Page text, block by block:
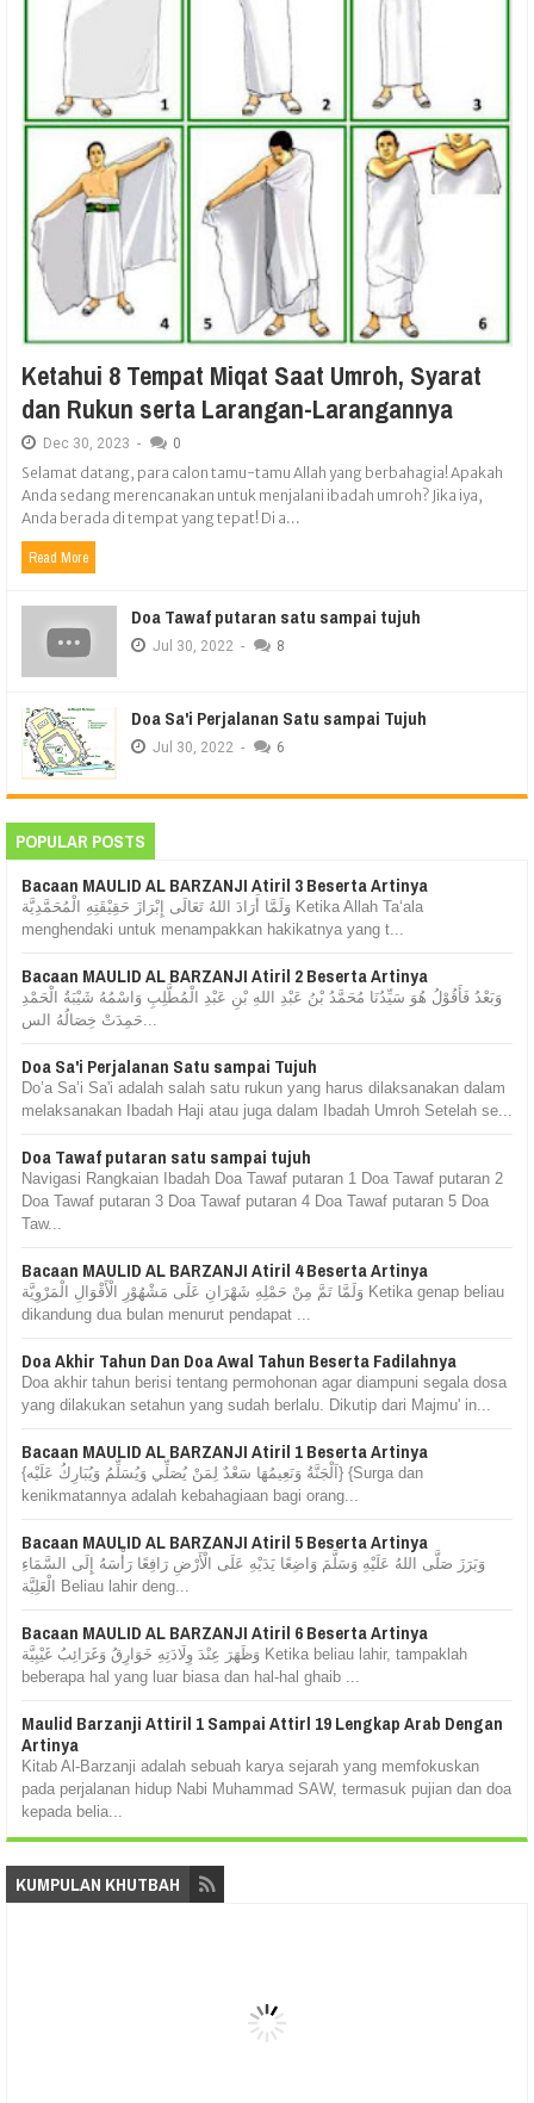
Ketahui 8 Tempat Miqat Saat Umroh, Syarat
dan Rukun serta Larangan-Larangannya
Dec 30, 2023 - 0
Selamat datang, para calon tamu-tamu Allah yang berbahagia! Apakah
Anda sedang merencanakan untuk menjalani ibadah umroh? Jika iya,
Anda berada di tempat yang tepat! Di a...
Read More
Doa Tawaf putaran satu sampai tujuh
Jul 30, 2022 - 8
Doa Sa'i Perjalanan Satu sampai Tujuh
Jul 30, 2022 - 6
POPULAR POSTS
Bacaan MAULID AL BARZANJI Atiril 3 Beserta Artinya
وَلَمَّا أَرَادَ اللهُ تَعَالَى إِبْرَازَ حَقِيْقَتِهِ الْمُحَمَّدِيَّة Ketika Allah Ta‘ala
menghendaki untuk menampakkan hakikatnya yang t...
Bacaan MAULID AL BARZANJI Atiril 2 Beserta Artinya
وَبَعْدُ فَأَقُوْلُ هُوَ سَيِّدُنَا مُحَمَّدُ بْنُ عَبْدِ اللهِ بْنِ عَبْدِ الْمُطَّلِبِ وَاسْمُهُ شَيْبَةُ الْحَمْدِ
Doa Sa'i Perjalanan Satu sampai Tujuh
Do’a Sa’i Sa'i adalah salah satu rukun yang harus dilaksanakan dalam
melaksanakan Ibadah Haji atau juga dalam Ibadah Umroh Setelah se...
Doa Tawaf putaran satu sampai tujuh
Navigasi Rangkaian Ibadah Doa Tawaf putaran 1 Doa Tawaf putaran 2
Doa Tawaf putaran 3 Doa Tawaf putaran 4 Doa Tawaf putaran 5 Doa
Taw...
Bacaan MAULID AL BARZANJI Atiril 4 Beserta Artinya
وَلَمَّا تَمَّ مِنْ حَمْلِهِ شَهْرَانِ عَلَى مَشْهُوْرِ الْأَقْوَالِ الْمَرْوِيَّة Ketika genap beliau
dikandung dua bulan menurut pendapat ...
Doa Akhir Tahun Dan Doa Awal Tahun Beserta Fadilahnya
Doa akhir tahun berisi tentang permohonan agar diampuni segala dosa
yang dilakukan setahun yang sudah berlalu. Dikutip dari Majmu' in...
Bacaan MAULID AL BARZANJI Atiril 1 Beserta Artinya
{اَلْجَنَّةُ وَنَعِيمُهَا سَعْدٌ لِمَنْ يُصَلِّي وَيُسَلِّمُ وَيُبَارِكُ عَلَيْه} {Surga dan
kenikmatannya adalah kebahagiaan bagi orang...
Bacaan MAULID AL BARZANJI Atiril 5 Beserta Artinya
وَبَرَزَ صَلَّى اللهُ عَلَيْهِ وَسَلَّمَ وَاضِعًا يَدَيْهِ عَلَى الْأَرْضِ رَافِعًا رَأْسَهُ إِلَى السَّمَاءِ
الْعَلِيَّة Beliau lahir deng...
Bacaan MAULID AL BARZANJI Atiril 6 Beserta Artinya
وَظَهَرَ عِنْدَ وِلَادَتِهِ خَوَارِقُ وَغَرَائِبُ غَيْبِيَّة Ketika beliau lahir, tampaklah
beberapa hal yang luar biasa dan hal-hal ghaib ...
Maulid Barzanji Attiril 1 Sampai Attirl 19 Lengkap Arab Dengan
Artinya
Kitab Al-Barzanji adalah sebuah karya sejarah yang memfokuskan
pada perjalanan hidup Nabi Muhammad SAW, termasuk pujian dan doa
kepada belia...
KUMPULAN KHUTBAH